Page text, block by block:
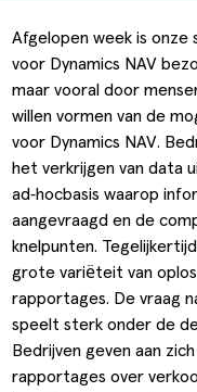
Apps
management &
aanpassen
Afgelopen week is onze
voor Dynamics NAV
maar vooral door
willen vormen van de
voor Dynamics NAV.
het verkrijgen van data
ad‑hocbasis waarop
aangevraagd en de
knelpunten.
grote variëteit van
rapportages. De vraag
speelt sterk onder de
Bedrijven geven aan
rapportages over